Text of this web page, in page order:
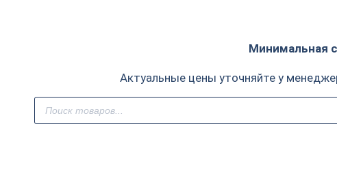
Минимальная
Актуальные цены уточняйте у
Поиск
товаров